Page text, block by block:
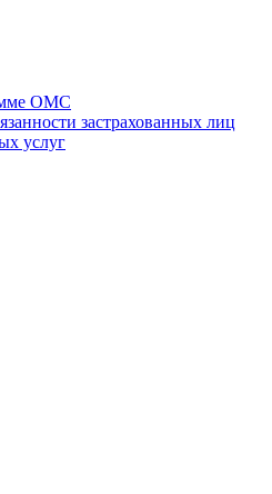
ОМС
застрахованных лиц
услуг